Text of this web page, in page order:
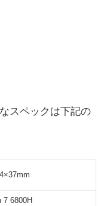
スペックは下記の
7 6800H